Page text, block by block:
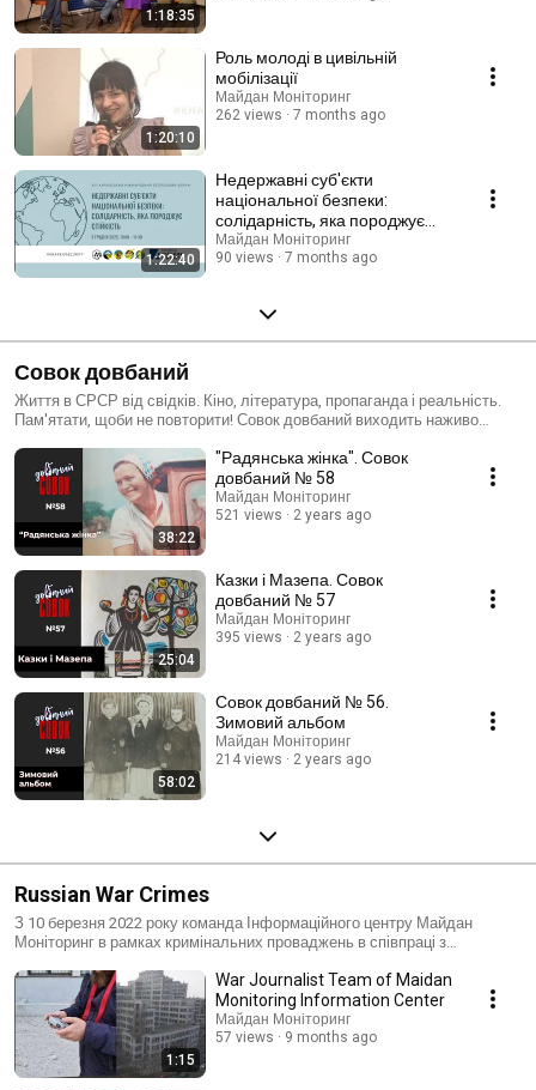
динаміки. Він перетворився на міжнародний захід, бо до обговорення
проблем було залучено не тільки провідних українських експертів,
але й низку громадських і політичних діячів з Грузії, Німеччини, Чехії,
Молдови, Польщі, США та Великої Британії. Особливість Харківських
безпекових форумів полягає в тому, що в програму включаються
фундаментальні проблеми миру й війни, історії, самовизначення
українського народу, діяльності громадянського активу тощо, які
дотичні сфери національної безпеки. Матеріали форумів побачили
Організатори форумів дивляться у майбутнє і продовжують роботу.
1:18:35
1:20:10
Роль молоді в цивільній
мобілізації
Майдан Моніторинг
262 views
7 months ago
1:22:40
Недержавні суб'єкти
національної безпеки:
солідарність, яка породжує
стійкість
Майдан Моніторинг
90 views
7 months ago
Совок довбаний
Життя в СРСР від свідків. Кіно, література, пропаганда і реальність.
Пам'ятати, щоби не повторити! Совок довбаний виходить наживо
https://www.facebook.com/maidanua/ і оприлюднюється тут
щосуботи о 19:15 Більше про проєкт можна прочитати тут
https://maidan.org.ua/sovok-dovbanyy-informatsiia-pro-proekt/ Стати
патроном Совка можна тут https://www.patreon.com/sovokseries
38:22
"Радянська жінка". Совок
довбаний № 58
Майдан Моніторинг
521 views
2 years ago
25:04
Казки і Мазепа. Совок
довбаний № 57
Майдан Моніторинг
395 views
2 years ago
58:02
Совок довбаний № 56.
Зимовий альбом
Майдан Моніторинг
214 views
2 years ago
Russian War Crimes
З 10 березня 2022 року команда Інформаційного центру Майдан
Моніторинг в рамках кримінальних проваджень в співпраці з
інфраструктури в Харкові внаслідок обстрілів та бомбування РФ
#RussianWarCrimes #RussiaUkraineWar #RussiaUkraineWar2022
#CivilInfrastructureDestruction #CivilObjectDestruction
#ResidentialBuildingDestruction
1:15
War Journalist Team of Maidan
Monitoring Information Center
Майдан Моніторинг
57 views
9 months ago